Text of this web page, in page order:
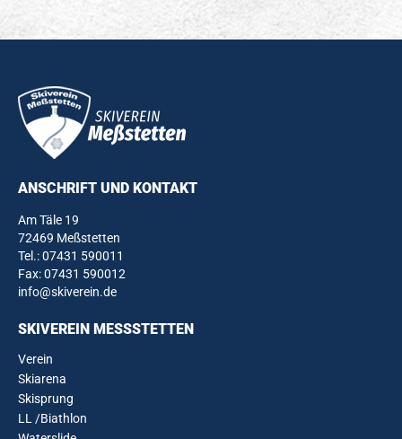
ANSCHRIFT UND KONTAKT
Am Täle 19
72469 Meßstetten
Tel.:07431 590011
Fax: 07431 590012
info@skiverein.de
SKIVEREIN MESSSTETTEN
Verein
Skiarena
Skisprung
LL /Biathlon